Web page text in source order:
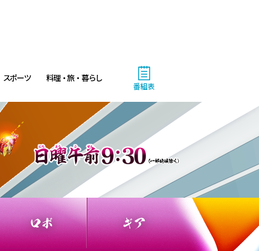
スポーツ 料理・旅・暮らし
番組表
ロボ ギア